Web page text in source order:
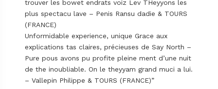
trouver les bowet endrats voiz Lev THeyyons les
plus spectacu lave – Penis Ransu dadie & TOURS
(FRANCE)
Unformidable experience, unique Grace aux
explications tas claires, précieuses de Say North –
Pure pous avons pu profite pleine ment d’une nuit
de the inoubliable. On le theyyam grand muci a lui.
– Vallepin Philippe & TOURS (FRANCE)”